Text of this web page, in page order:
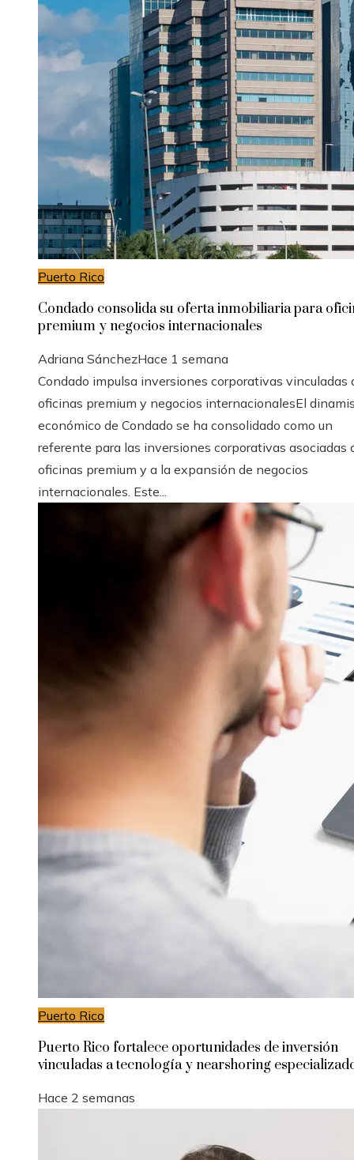
Puerto Rico
Condado consolida su oferta inmobiliaria para
premium y negocios internacionales
Adriana SánchezHace 1 semana
Condado impulsa inversiones corporativas vinculadas
oficinas premium y negocios internacionalesEl
económico de Condado se ha consolidado como un
referente para las inversiones corporativas asociadas
oficinas premium y a la expansión de negocios
internacionales. Este...
Puerto Rico
Puerto Rico fortalece oportunidades de inversión
vinculadas a tecnología y nearshoring
Hace 2 semanas